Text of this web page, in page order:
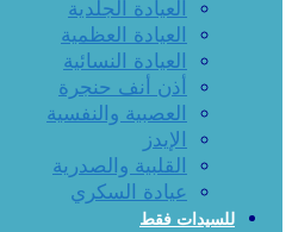
العيادة الجلدية
العيادة العظمية
العيادة النسائية
أذن أنف حنجرة
العصبية والنفسية
الإيدز
القلبية والصدرية
عيادة السكري
للسيدات فقط